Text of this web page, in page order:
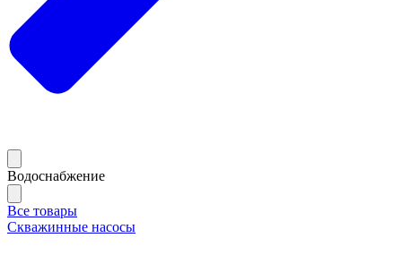
Водоснабжение
Все товары
Скважинные насосы